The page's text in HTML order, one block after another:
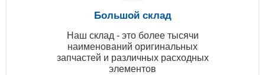
Большой склад
Наш склад - это более тысячи
наименований оригинальных
запчастей и различных расходных
элементов